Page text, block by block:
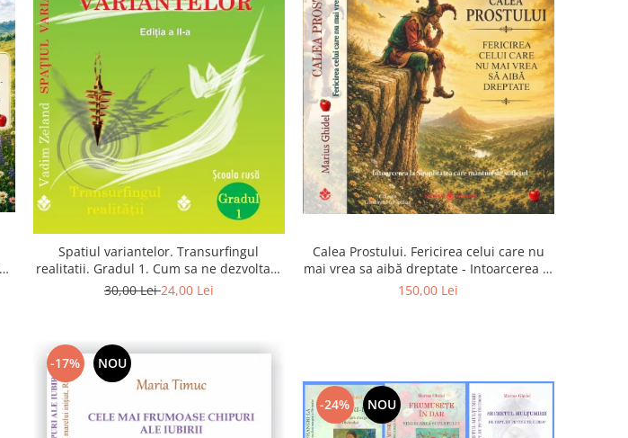
Spatiul variantelor. Transurfingul
realitatii. Gradul 1. Cum sa ne dezvoltam
intuitia si sa ne alegem soarta
30,00 Lei24,00 Lei
Calea Prostului. Fericirea celui care nu
mai vrea sa aibă dreptate - Intoarcerea la
Simplitatea care mantuieste sufletul
150,00 Lei
-17% NOU
-24% NOU